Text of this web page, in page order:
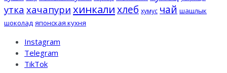
утка хачапури хинкалихлеб хумус чай шашлык
шоколад японская кухня
Instagram
Telegram
TikTok